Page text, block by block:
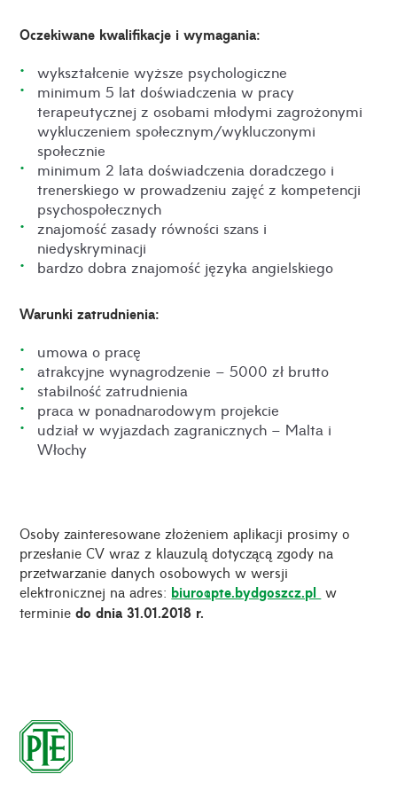
Oczekiwane kwalifikacje i wymagania:
wykształcenie wyższe psychologiczne
minimum 5 lat doświadczenia w pracy
terapeutycznej z osobami młodymi zagrożonymi
wykluczeniem społecznym/wykluczonymi
społecznie
minimum 2 lata doświadczenia doradczego i
trenerskiego w prowadzeniu zajęć z kompetencji
psychospołecznych
znajomość zasady równości szans i
niedyskryminacji
bardzo dobra znajomość języka angielskiego
Warunki zatrudnienia:
umowa o pracę
atrakcyjne wynagrodzenie – 5000 zł brutto
stabilność zatrudnienia
praca w ponadnarodowym projekcie
udział w wyjazdach zagranicznych – Malta i
Włochy
Osoby zainteresowane złożeniem aplikacji prosimy o
przesłanie CV wraz z klauzulą dotyczącą zgody na
przetwarzanie danych osobowych w wersji
elektronicznej na adres: biuro@pte.bydgoszcz.pl w
terminiedo dnia 31.01.2018 r.